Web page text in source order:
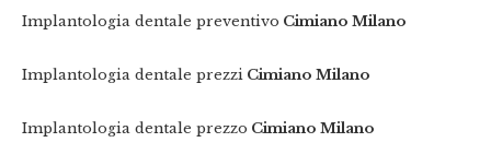
Implantologia dentale preventivo Cimiano Milano
Implantologia dentale prezzi Cimiano Milano
Implantologia dentale prezzo Cimiano Milano